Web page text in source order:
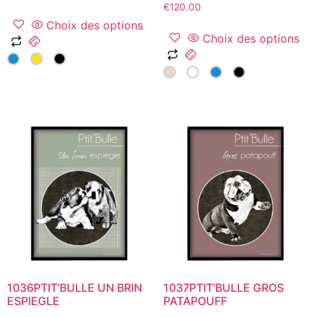
prix :
€48.00
Choix des options
Ce
produit
Les
options
peuvent
être
choisies
sur
la
page
du
€120.00
Choix des options
Ce
produit
options
peuvent
être
choisies
sur
page
produit
1036PTIT’BULLE UN BRIN
ESPIEGLE
1037PTIT’BULLE GROS
PATAPOUFF